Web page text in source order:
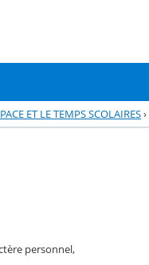
ET LE TEMPS SCOLAIRES›
personnel,